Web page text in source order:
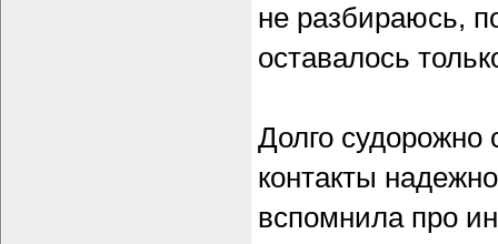
не разбираюсь,
оставалось
Долго судорожно
контакты
вспомнила про